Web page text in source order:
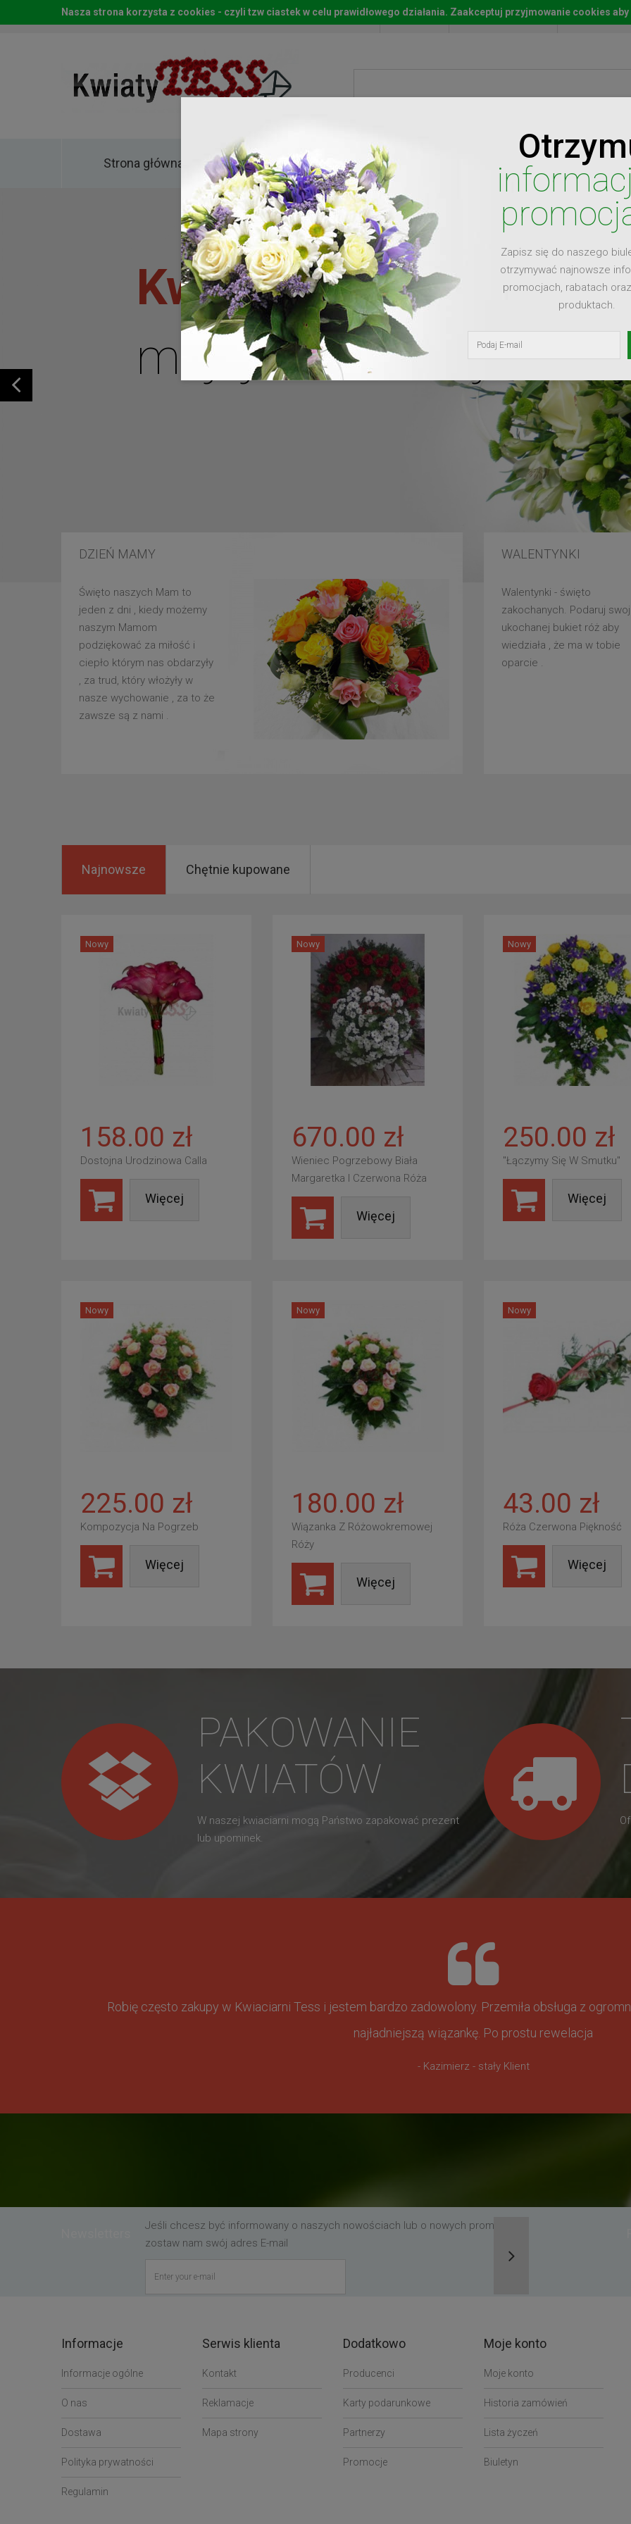
Start Moje konto Lista
Strona główna Kwiaty
Kwiaty dla
mojej ukochanej
DZIEŃ MAMY
Święto naszych Mam to
jeden z dni , kiedy możemy
naszym Mamom
podziękować za miłość i
ciepło którym nas obdarzyły
, za trud, który włożyły w
nasze wychowanie , za to że
zawsze są z nami .
WALENTYNKI
Walentynki - święto
zakochanych. Podaruj
ukochanej bukiet róż aby
wiedziała , że ma w tobie
oparcie .
Zapisz się do naszego
otrzymywać najnowsze
promocjach, rabatach
produktach.
Najnowsze Chętnie kupowane
Nowy
158.00 zł
Dostojna Urodzinowa Calla
Więcej
Nowy
670.00 zł
Wieniec Pogrzebowy Biała
Margaretka I Czerwona Róża
Więcej
Nowy
250.00 zł
"Łączymy Się W Smutku"
Więcej
Nowy
225.00 zł
Kompozycja Na Pogrzeb
Więcej
Nowy
180.00 zł
Wiązanka Z Różowokremowej
Róży
Więcej
Nowy
43.00 zł
Róża Czerwona Piękność
Więcej
PAKOWANIE
KWIATÓW
W naszej kwiaciarni mogą Państwo zapakować prezent
lub upominek.
Robię często zakupy w Kwiaciarni Tess i jestem bardzo zadowolony. Przemiła obsługa z
najładniejszą wiązankę. Po prostu rewelacja
- Kazimierz - stały Klient
Jeśli chcesz być informowany o naszych nowościach lub o nowych promocjach,
zostaw nam swój adres E-mail
Nasza strona korzysta z cookies - czyli tzw ciastek w celu prawidłowego działania. Zaakceptuj przyjmowanie cookies
Informacje
Informacje ogólne
O nas
Dostawa
Polityka prywatności
Regulamin
Serwis klienta
Kontakt
Reklamacje
Mapa strony
Dodatkowo
Producenci
Karty podarunkowe
Partnerzy
Promocje
Moje konto
Moje konto
Historia zamówień
Lista życzeń
Biuletyn